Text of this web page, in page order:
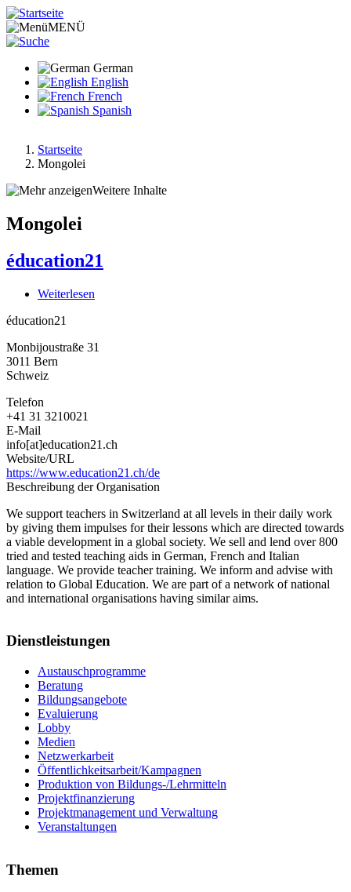
Direkt
zum
Inhalt
MENÜ
German
English
French
Spanish
Pfadnavigation
Startseite
Mongolei
Weitere Inhalte
Mongolei
éducation21
Weiterlesen
éducation21
Monbijoustraße 31
3011 Bern
Schweiz
Telefon
+41 31 3210021
E-Mail
info[at]education21.ch
Website/URL
https://www.education21.ch/de
Beschreibung der Organisation
We support teachers in Switzerland at all levels in their daily work
by giving them impulses for their lessons which are directed towards
a viable development in a global society. We sell and lend over 800
tried and tested teaching aids in German, French and Italian
language. We provide teacher training. We inform and advise with
relation to Global Education. We are part of a network of national
and international organisations having similar aims.
Dienstleistungen
Austauschprogramme
Beratung
Bildungsangebote
Evaluierung
Lobby
Medien
Netzwerkarbeit
Öffentlichkeitsarbeit/Kampagnen
Produktion von Bildungs-/Lehrmitteln
Projektfinanzierung
Projektmanagement und Verwaltung
Veranstaltungen
Themen